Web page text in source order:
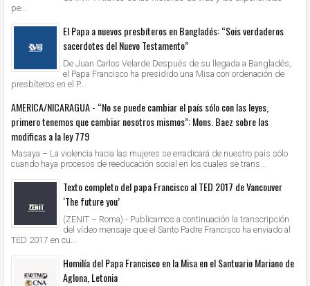
pe...
El Papa a nuevos presbíteros en Bangladés: “Sois verdaderos
sacerdotes del Nuevo Testamento”
De Juan Carlos Velarde Después de su llegada a Bangladés,
el Papa Francisco ha presidido una Misa con ordenación de
presbíteros en el P...
AMERICA/NICARAGUA - “No se puede cambiar el país sólo con las leyes,
primero tenemos que cambiar nosotros mismos”: Mons. Baez sobre las
modificas a la ley 779
Masaya – La violencia hacia las mujeres se erradicará de nuestro país sólo
cuando haya procesos de reeducación social en los cuales se trans...
Texto completo del papa Francisco al TED 2017 de Vancouver
‘The future you’
(ZENIT – Roma).- Publicamos a continuación la transcripción
del vídeo mensaje que el Santo Padre Francisco ha enviado al
TED 2017 en cu...
Homilía del Papa Francisco en la Misa en el Santuario Mariano de
Aglona, Letonia